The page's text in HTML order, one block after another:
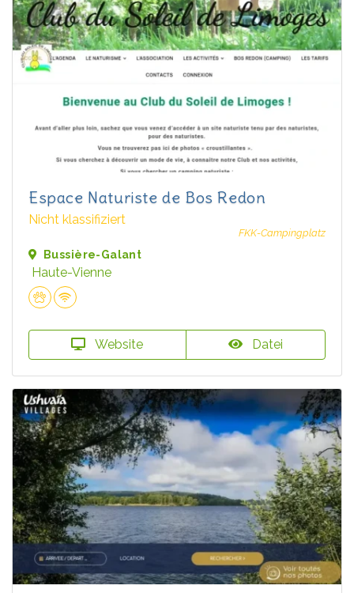
Espace Naturiste de Bos Redon
Nicht klassifiziert
FKK-Campingplatz
Bussière-Galant
Haute-Vienne
Website Datei